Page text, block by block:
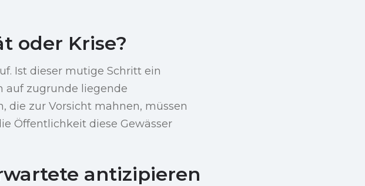
oder Krise?
Ist dieser mutige Schritt ein
auf zugrunde liegende
die zur Vorsicht mahnen, müssen
Öffentlichkeit diese Gewässer
antizipieren